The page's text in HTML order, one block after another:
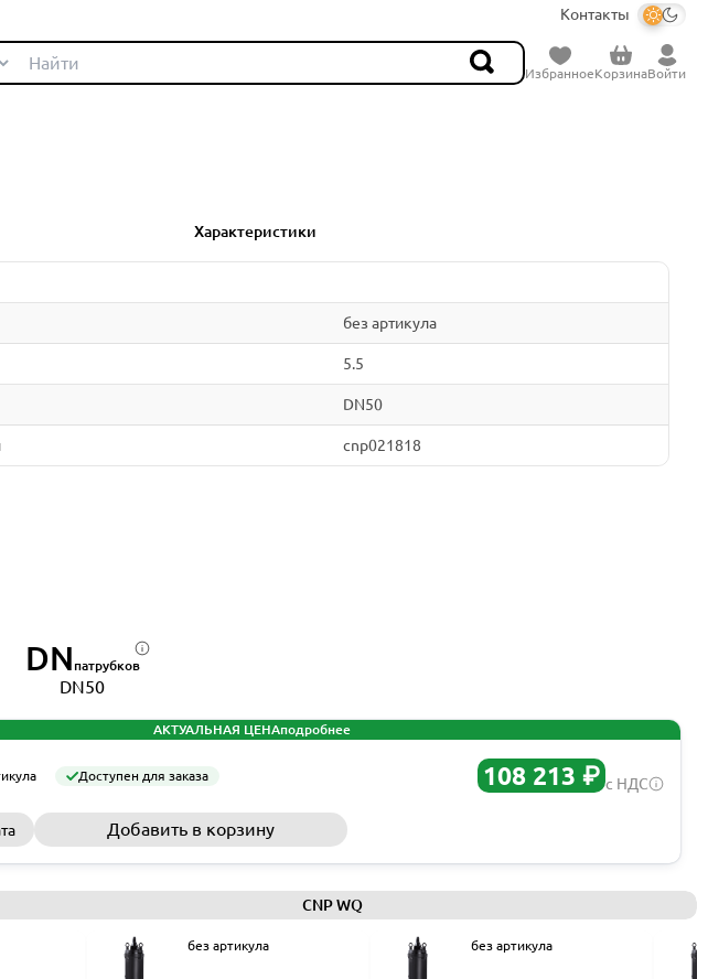
Контакты
ИзбранноеКорзинаВойти
Характеристики
без артикула
5.5
DN50
cnp021818
DN патрубков
DN50
АКТУАЛЬНАЯ ЦЕНАподробнее
Доступен для заказа 108 213 ₽ с НДС
Добавить в корзину
CNP WQ
без артикула без артикула